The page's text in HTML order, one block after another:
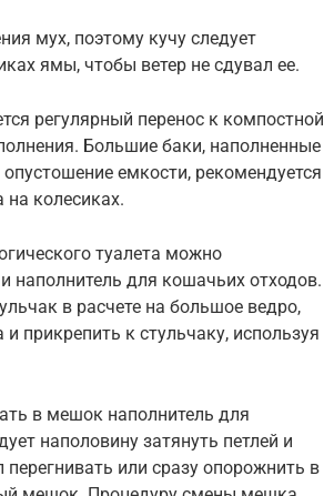
мух, поэтому кучу следует
ямы, чтобы ветер не сдувал ее.
регулярный перенос к компостной
Большие баки, наполненные
емкости, рекомендуется
на колесиках.
туалета можно
наполнитель для кошачьих отходов.
в расчете на большое ведро,
прикрепить к стульчаку, используя
в мешок наполнитель для
наполовину затянуть петлей и
или сразу опорожнить в